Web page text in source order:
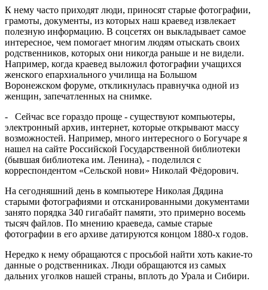
К нему часто приходят люди, приносят старые фотографии,
грамоты, документы, из которых наш краевед извлекает
полезную информацию. В соцсетях он выкладывает самое
интересное, чем помогает многим людям отыскать своих
родственников, которых они никогда раньше и не видели.
Например, когда краевед выложил фотографии учащихся
женского епархиального училища на Большом
Воронежском форуме, откликнулась правнучка одной из
женщин, запечатленных на снимке.
- Сейчас все гораздо проще - существуют компьютеры,
электронный архив, интернет, которые открывают массу
возможностей. Например, много интересного о Богучаре я
нашел на сайте Российской Государственной библиотеки
(бывшая библиотека им. Ленина), - поделился с
корреспондентом «Сельской нови» Николай Фёдорович.
На сегодняшний день в компьютере Николая Дядина
старыми фотографиями и отсканированными документами
занято порядка 340 гигабайт памяти, это примерно восемь
тысяч файлов. По мнению краеведа, самые старые
фотографии в его архиве датируются концом 1880-х годов.
Нередко к нему обращаются с просьбой найти хоть какие-то
данные о родственниках. Люди обращаются из самых
дальних уголков нашей страны, вплоть до Урала и Сибири.